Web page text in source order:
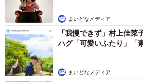
まいどなメディア
「我慢できず」村上佳菜
ハグ「可愛いふたり」「
まいどなメディア